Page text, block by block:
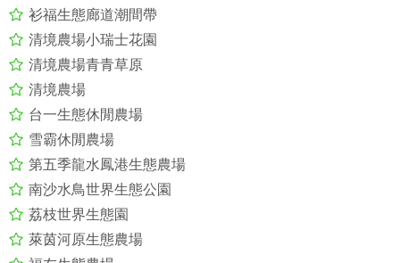
衫福生態廊道潮間帶
清境農場小瑞士花園
清境農場青青草原
清境農場
台一生態休閒農場
雪霸休閒農場
第五季龍水鳳港生態農場
南沙水鳥世界生態公園
荔枝世界生態園
萊茵河原生態農場